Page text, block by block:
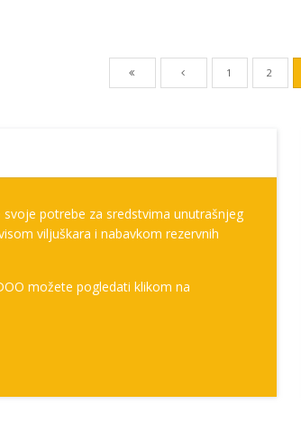
1 2
potrebe za sredstvima unutrašnjeg
viljuškara i nabavkom rezervnih
možete pogledati klikom na